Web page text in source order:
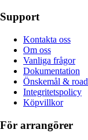
Support
Kontakta oss
Om oss
Vanliga frågor
Dokumentation
Önskemål &
Integritetspolicy
Köpvillkor
För arrangörer